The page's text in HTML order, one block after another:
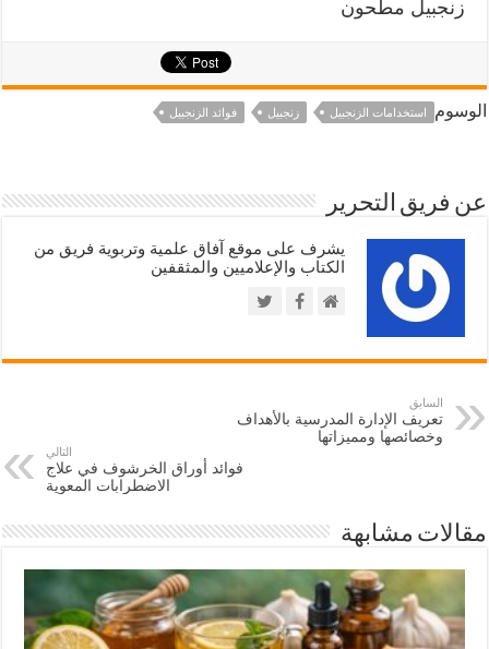
زنجبيل مطحون
الوسوم استخدامات الزنجبيل زنجبيل فوائد الزنجبيل
عن فريق التحرير
يشرف على موقع آفاق علمية وتربوية فريق من
الكتاب والإعلاميين والمثقفين
السابق
تعريف الإدارة المدرسية بالأهداف
وخصائصها ومميزاتها
التالي
فوائد أوراق الخرشوف في علاج
الاضطرابات المعوية
مقالات مشابهة